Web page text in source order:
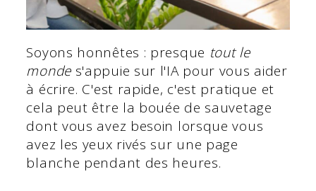
Soyons honnêtes : presque tout le
mondes'appuie sur l'IA pour vous aider
à écrire. C'est rapide, c'est pratique et
cela peut être la bouée de sauvetage
dont vous avez besoin lorsque vous
avez les yeux rivés sur une page
blanche pendant des heures.